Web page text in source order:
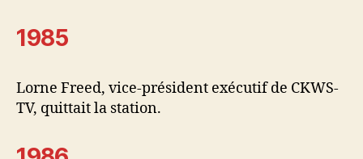
1985
Lorne Freed, vice-président exécutif de CKWS-
TV, quittait la station.